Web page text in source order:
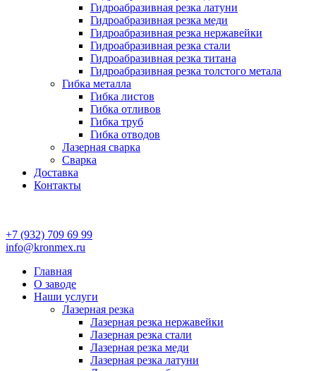
Гидроабразивная резка латуни
Гидроабразивная резка меди
Гидроабразивная резка нержавейки
Гидроабразивная резка стали
Гидроабразивная резка титана
Гидроабразивная резка толстого метала
Гибка металла
Гибка листов
Гибка отливов
Гибка труб
Гибка отводов
Лазерная сварка
Сварка
Доставка
Контакты
+7 (932) 709 69 99
info@kronmex.ru
Главная
О заводе
Наши услуги
Лазерная резка
Лазерная резка нержавейки
Лазерная резка стали
Лазерная резка меди
Лазерная резка латуни